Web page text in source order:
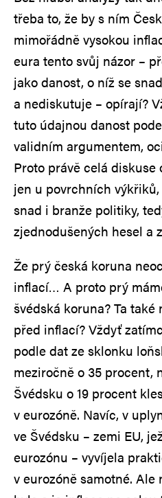
třeba to, že by s ním
mimořádně vysokou
eura tento svůj názor –
jako danost, o níž se
a nediskutuje – opírají?
tuto údajnou danost
validním argumentem,
Proto právě celá diskuse
jen u povrchních
snad i branže politiky,
zjednodušených hesel a
Že prý česká koruna
inflací… A proto prý
švédská koruna? Ta
před inflací? Vždyť
podle dat ze sklonku
meziročně o 35 procent,
Švédsku o 19 procent
v eurozóně. Navíc, v
ve Švédsku – zemi EU,
eurozónu – vyvíjela
v eurozóně samotné.